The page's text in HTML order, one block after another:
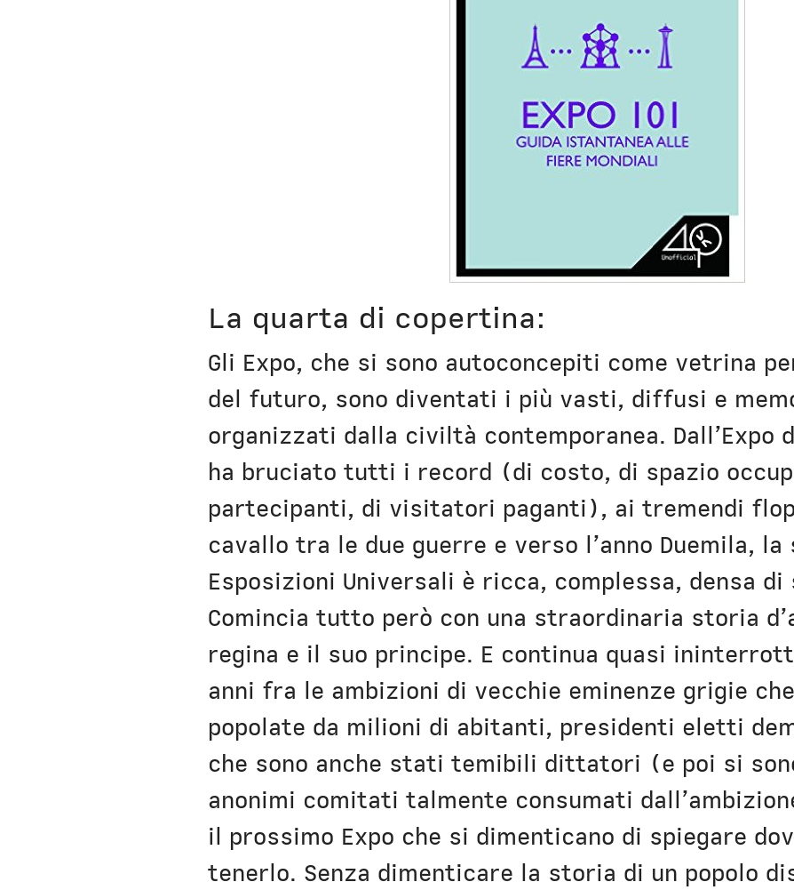
Civica Scuola
La quarta di copertina:
Gli Expo, che si sono autoconcepiti come vetrina
del futuro, sono diventati i più vasti, diffusi e
organizzati dalla civiltà contemporanea. Dall’Expo
ha bruciato tutti i record (di costo, di spazio
partecipanti, di visitatori paganti), ai tremendi
cavallo tra le due guerre e verso l’anno Duemila,
Esposizioni Universali è ricca, complessa, densa
Comincia tutto però con una straordinaria storia
regina e il suo principe. E continua quasi
anni fra le ambizioni di vecchie eminenze grigie
popolate da milioni di abitanti, presidenti eletti
che sono anche stati temibili dittatori (e poi si
anonimi comitati talmente consumati
il prossimo Expo che si dimenticano di spiegare
tenerlo. Senza dimenticare la storia di un popolo